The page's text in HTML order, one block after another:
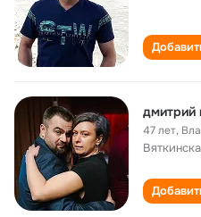
дмитрий
47 лет,